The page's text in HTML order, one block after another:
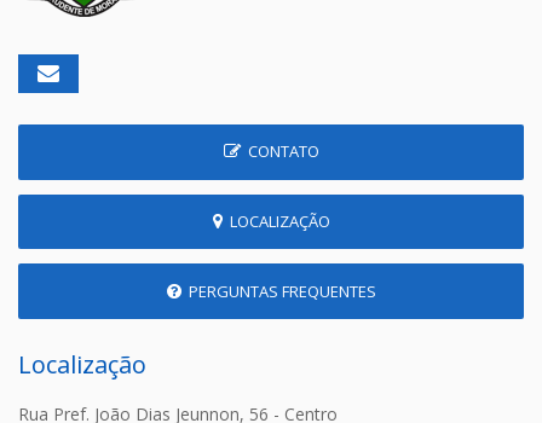
CONTATO
LOCALIZAÇÃO
PERGUNTAS FREQUENTES
Localização
Rua Pref. João Dias Jeunnon, 56 - Centro